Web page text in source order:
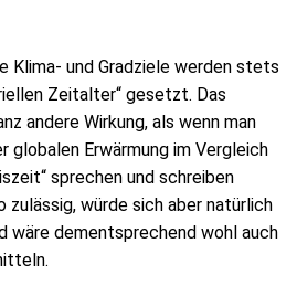
Klima- und Gradziele werden stets
Zeitalter“ gesetzt. Das
andere Wirkung, als wenn man
globalen Erwärmung im Vergleich
sprechen und schreiben
zulässig, würde sich aber natürlich
wäre dementsprechend wohl auch